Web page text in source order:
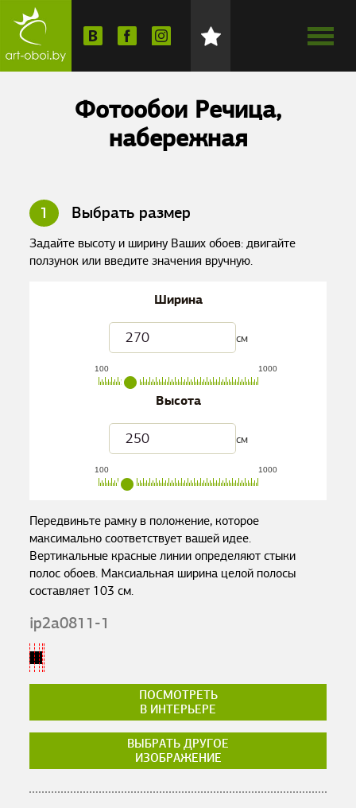
Фотообои Речица,
набережная
1 Выбрать размер
Задайте высоту и ширину Ваших обоев: двигайте
ползунок или введите значения вручную.
Ширина
см
100 1000
Высота
см
100 1000
Передвиньте рамку в положение, которое
максимально соответствует вашей идее.
Вертикальные красные линии определяют стыки
полос обоев. Максиальная ширина целой полосы
составляет 103 см.
ip2a0811-1
ПОСМОТРЕТЬ
В ИНТЕРЬЕРЕ
ВЫБРАТЬ ДРУГОЕ
ИЗОБРАЖЕНИЕ